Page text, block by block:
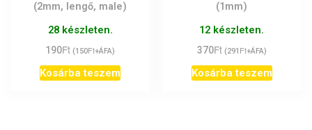
(2mm, lengő, male)
28 készleten.
190Ft (150Ft+ÁFA)
Kosárba teszem
(1mm)
12 készleten.
370Ft (291 Ft+ÁFA)
Kosárba teszem